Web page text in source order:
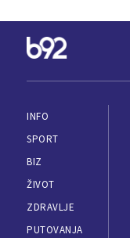
INFO
SPORT
BIZ
ŽIVOT
ZDRAVLJE
PUTOVANJA